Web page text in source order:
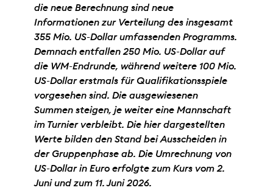
die neue Berechnung sind neue
Informationen zur Verteilung des insgesamt
355 Mio. US-Dollar umfassenden Programms.
Demnach entfallen 250 Mio. US-Dollar auf
die WM-Endrunde, während weitere 100 Mio.
US-Dollar erstmals für Qualifikationsspiele
vorgesehen sind. Die ausgewiesenen
Summen steigen, je weiter eine Mannschaft
im Turnier verbleibt. Die hier dargestellten
Werte bilden den Stand bei Ausscheiden in
der Gruppenphase ab. Die Umrechnung von
US-Dollar in Euro erfolgte zum Kurs vom 2.
Juni und zum 11. Juni 2026.